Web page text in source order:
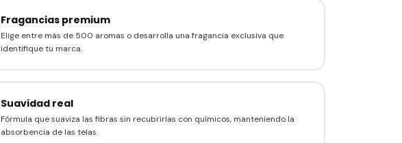
Fragancias premium
Elige entre más de 500 aromas o desarrolla una fragancia exclusiva que
identifique tu marca.
Suavidad real
Fórmula que suaviza las fibras sin recubrirlas con químicos, manteniendo la
absorbencia de las telas.